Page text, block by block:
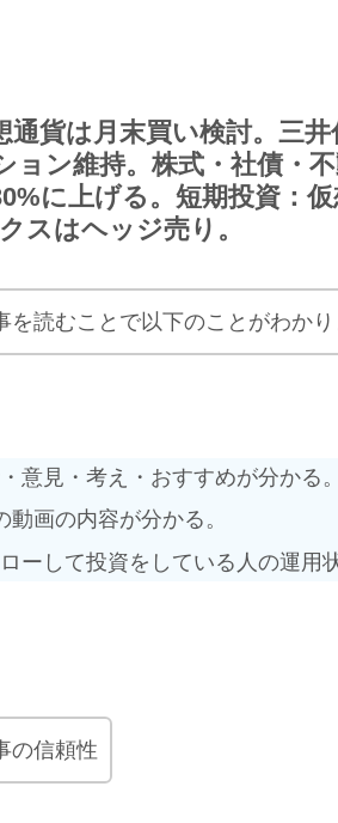
通貨は月末買い検討。三井
ョン維持。株式・社債・
に上げる。短期投資：仮
スはヘッジ売り。
を読むことで以下のことがわかり
意見・考え・おすすめが分かる。
動画の内容が分かる。
ーして投資をしている人の運用
の信頼性